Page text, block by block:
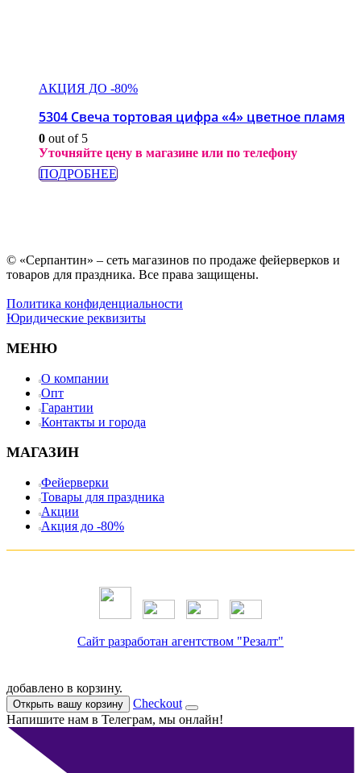
АКЦИЯ ДО -80%
5304 Свеча тортовая цифра «4» цветное пламя
0 out of 5
Уточняйте цену в магазине или по телефону
ПОДРОБНЕЕ
© «Серпантин» – сеть магазинов по продаже фейерверков и
товаров для праздника. Все права защищены.
Политика конфиденциальности
Юридические реквизиты
МЕНЮ
О компании
Опт
Гарантии
Контакты и города
МАГАЗИН
Фейерверки
Товары для праздника
Акции
Акция до -80%
Сайт разработан агентством "Резалт"
добавлено в корзину.
Открыть вашу корзину
Checkout
Напишите нам в Телеграм, мы онлайн!